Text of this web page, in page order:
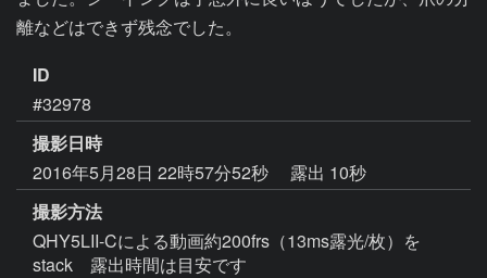
離などはできず残念でした。
ID
#32978
撮影日時
2016年5月28日 22時57分52秒
露出 10秒
撮影方法
QHY5LII-Cによる動画約200frs（13ms露光/枚）を
stack 露出時間は目安です